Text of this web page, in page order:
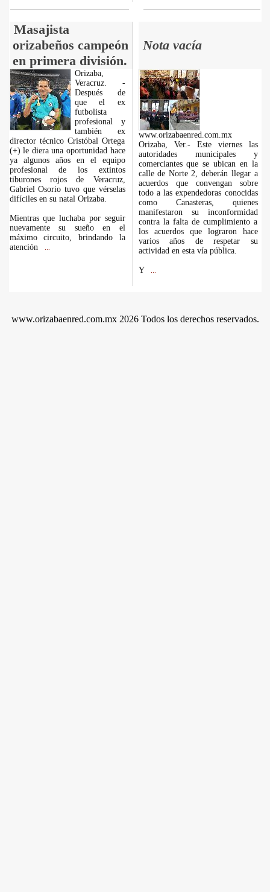
Masajista
orizabeños campeón
en primera división.
Nota vacía
Orizaba,
Veracruz. -
Después de
que el ex
futbolista
profesional y
también ex
director técnico Cristóbal Ortega
(+) le diera una oportunidad hace
ya algunos años en el equipo
profesional de los extintos
tiburones rojos de Veracruz,
Gabriel Osorio tuvo que vérselas
difíciles en su natal Orizaba.
Mientras que luchaba por seguir
nuevamente su sueño en el
máximo circuito, brindando la
atención
www.orizabaenred.com.mx
Orizaba, Ver.- Este viernes las
autoridades municipales y
comerciantes que se ubican en la
calle de Norte 2, deberán llegar a
acuerdos que convengan sobre
todo a las expendedoras conocidas
como Canasteras, quienes
manifestaron su inconformidad
contra la falta de cumplimiento a
los acuerdos que lograron hace
varios años de respetar su
actividad en esta vía pública.
Y
www.orizabaenred.com.mx 2026 Todos los derechos reservados.